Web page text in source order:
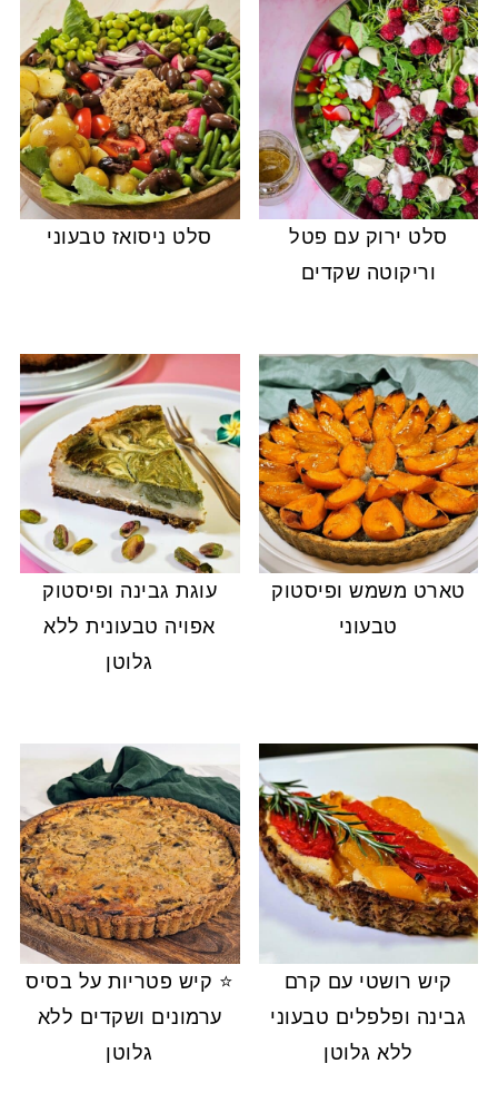
סלט ירוק עם פטל
וריקוטה שקדים
סלט ניסואז טבעוני
טארט משמש ופיסטוק
טבעוני
עוגת גבינה ופיסטוק
אפויה טבעונית ללא
גלוטן
קיש רושטי עם קרם
גבינה ופלפלים טבעוני
ללא גלוטן
⭐ קיש פטריות על בסיס
ערמונים ושקדים ללא
גלוטן